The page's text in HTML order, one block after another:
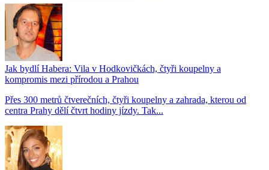
Jak bydlí Habera: Vila v Hodkovičkách, čtyři koupelny a
kompromis mezi přírodou a Prahou
Přes 300 metrů čtverečních, čtyři koupelny a zahrada, kterou od
centra Prahy dělí čtvrt hodiny jízdy. Tak...